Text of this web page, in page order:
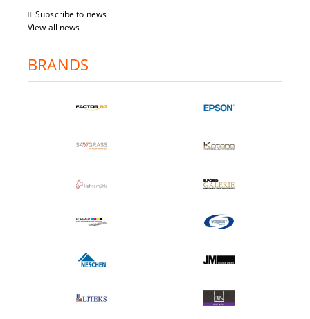
Subscribe to news
View all news
BRANDS